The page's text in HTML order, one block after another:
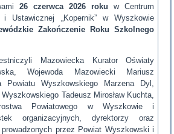
26 czerwca 2026 rokuw Centrum
i Ustawicznej „Kopernik” w Wyszkowie
Zakończenie Roku Szkolnego
Mazowiecka Kurator Oświaty
Wojewoda Mazowiecki Mariusz
Powiatu Wyszkowskiego Marzena Dyl,
Tadeusz Mirosław Kuchta,
Powiatowego w Wyszkowie i
organizacyjnych, dyrektorzy oraz
prowadzonych przez Powiat Wyszkowski i